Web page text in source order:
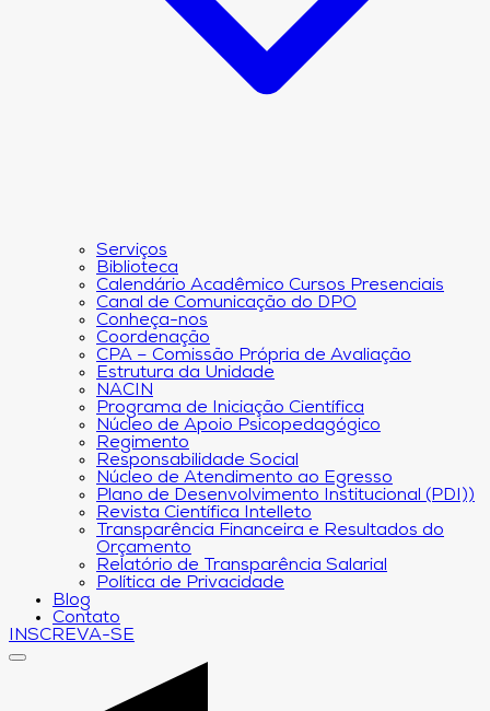
Serviços
Biblioteca
Calendário Acadêmico Cursos Presenciais
Canal de Comunicação do DPO
Conheça-nos
Coordenação
CPA – Comissão Própria de Avaliação
Estrutura da Unidade
NACIN
Programa de Iniciação Científica
Núcleo de Apoio Psicopedagógico
Regimento
Responsabilidade Social
Núcleo de Atendimento ao Egresso
Plano de Desenvolvimento Institucional (PDI))
Revista Científica Intelleto
Transparência Financeira e Resultados do
Orçamento
Relatório de Transparência Salarial
Política de Privacidade
Blog
Contato
INSCREVA-SE